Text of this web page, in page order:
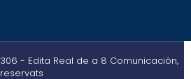
- Edita Real de a 8 Comunicación,